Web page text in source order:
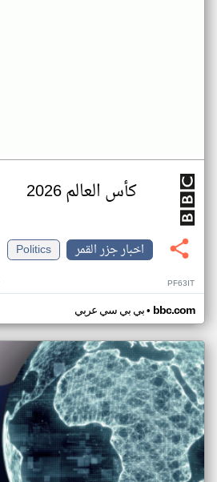
كأس العالم 2026
اخبار جزر القمر
Politics
PF63IT
بي بي سي عربي• bbc.com